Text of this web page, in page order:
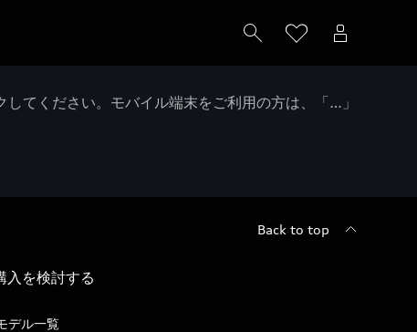
てください。モバイル端末をご利用の方は、「…」
Back to top
入を検討する
デル一覧